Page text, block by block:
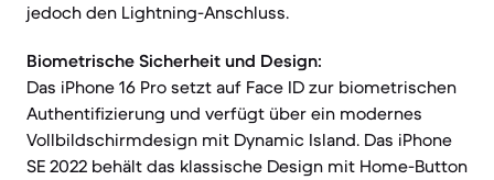
jedoch den Lightning-Anschluss.
Biometrische Sicherheit und Design:
Das iPhone 16 Pro setzt auf Face ID zur biometrischen
Authentifizierung und verfügt über ein modernes
Vollbildschirmdesign mit Dynamic Island. Das iPhone
SE 2022 behält das klassische Design mit Home-Button